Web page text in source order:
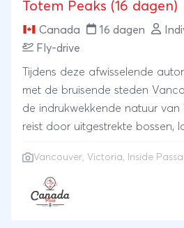
Totem Peaks (16 dagen)
Canada 16 dagen
Fly-drive
Tijdens deze afwisselende
met de bruisende steden
de indrukwekkende natuur
reist door uitgestrekte bossen,
toppen. Een absoluut
door de Inside Passage, waar
groene eilanden en
Vancouver, Victoria, Inside